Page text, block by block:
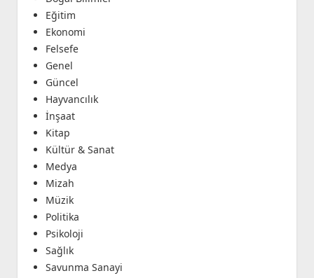
Eğitim
Ekonomi
Felsefe
Genel
Güncel
Hayvancılık
İnşaat
Kitap
Kültür & Sanat
Medya
Mizah
Müzik
Politika
Psikoloji
Sağlık
Savunma Sanayi